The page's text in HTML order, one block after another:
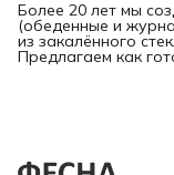
Более 20 лет мы
(обеденные и
из закалённого
Предлагаем как